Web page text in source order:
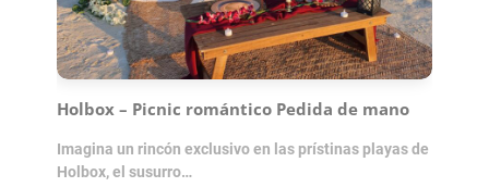
Holbox – Picnic romántico Pedida de mano
Imagina un rincón exclusivo en las prístinas playas de
Holbox, el susurro…